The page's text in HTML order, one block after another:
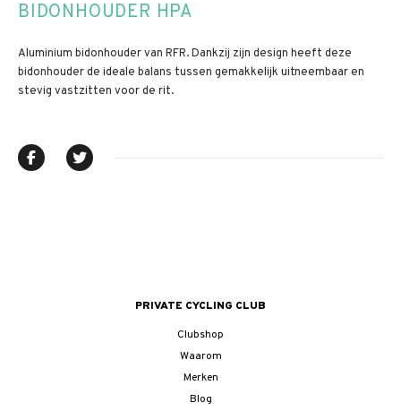
BIDONHOUDER HPA
Aluminium bidonhouder van RFR. Dankzij zijn design heeft deze
bidonhouder de ideale balans tussen gemakkelijk uitneembaar en
stevig vastzitten voor de rit.
PRIVATE CYCLING CLUB
Clubshop
Waarom
Merken
Blog